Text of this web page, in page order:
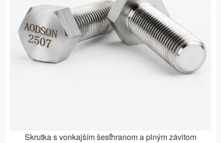
Skrutka s vonkajším šesťhranom a plným závitom